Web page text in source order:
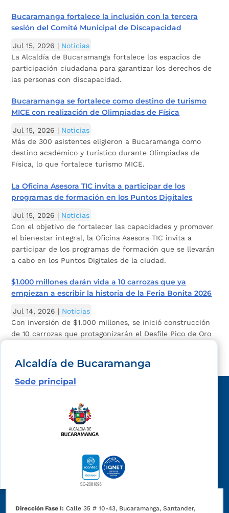
Bucaramanga fortalece la inclusión con la tercera
sesión del Comité Municipal de Discapacidad
Jul 15, 2026 | Noticias
La Alcaldía de Bucaramanga fortalece los espacios de
participación ciudadana para garantizar los derechos de
las personas con discapacidad.
Bucaramanga se fortalece como destino de turismo
MICE con realización de Olimpiadas de Física
Jul 15, 2026 | Noticias
Más de 300 asistentes eligieron a Bucaramanga como
destino académico y turístico durante Olimpiadas de
Física, lo que fortalece turismo MICE.
La Oficina Asesora TIC invita a participar de los
programas de formación en los Puntos Digitales
Jul 15, 2026 | Noticias
Con el objetivo de fortalecer las capacidades y promover
el bienestar integral, la Oficina Asesora TIC invita a
participar de los programas de formación que se llevarán
a cabo en los Puntos Digitales de la ciudad.
$1.000 millones darán vida a 10 carrozas que ya
empiezan a escribir la historia de la Feria Bonita 2026
Jul 14, 2026 | Noticias
Con inversión de $1.000 millones, se inició construcción
de 10 carrozas que protagonizarán el Desfile Pico de Oro
Alcaldía de Bucaramanga
Sede principal
Dirección Fase I: Calle 35 # 10-43, Bucaramanga, Santander,